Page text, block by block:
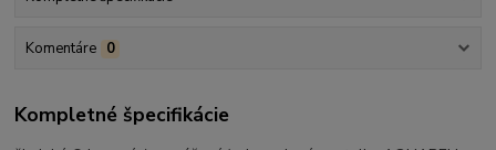
Komentáre 0
Kompletné špecifikácie